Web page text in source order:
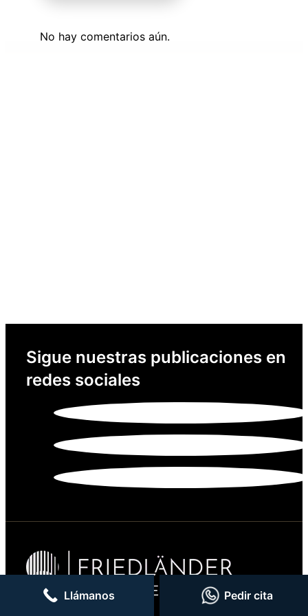
No hay comentarios aún.
Sigue nuestras publicaciones en
redes sociales
Llámanos Pedir cita